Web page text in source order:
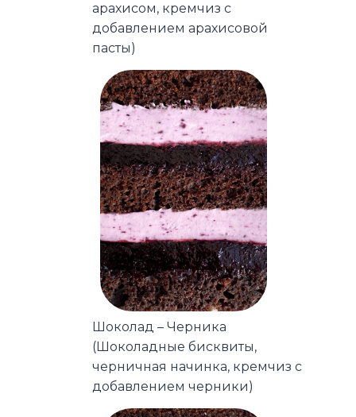
арахисом, кремчиз с
добавлением арахисовой
пасты)
Шоколад – Черника
(Шоколадные бисквиты,
черничная начинка, кремчиз с
добавлением черники)